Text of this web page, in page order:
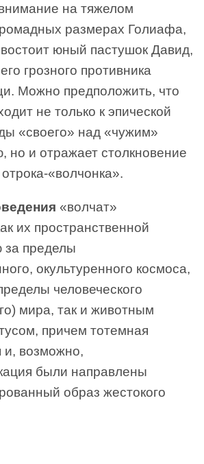
на тяжелом
размерах Голиафа,
юный пастушок Давид,
грозного противника
Можно предположить, что
не только к эпической
«своего» над «чужим»
но и отражает столкновение
«волчонка».
«волчат»
их пространственной
за пределы
окультуренного космоса,
человеческого
мира, так и животным
причем тотемная
и, возможно,
были направлены
образ жестокого